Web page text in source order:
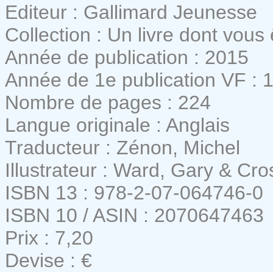
Editeur : Gallimard Jeunesse
Collection : Un livre dont vous
Année de publication : 2015
Année de 1e publication VF :
Nombre de pages : 224
Langue originale : Anglais
Traducteur : Zénon, Michel
Illustrateur : Ward, Gary &
ISBN 13 : 978-2-07-064746-0
ISBN 10 / ASIN : 2070647463
Prix : 7,20
Devise : €